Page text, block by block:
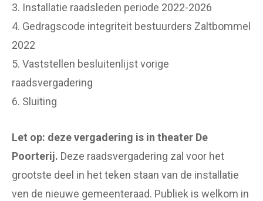
3. Installatie raadsleden periode 2022-2026
4. Gedragscode integriteit bestuurders Zaltbommel
2022
5. Vaststellen besluitenlijst vorige
raadsvergadering
6. Sluiting
Let op: deze vergadering is in theater De
Poorterij. Deze raadsvergadering zal voor het
grootste deel in het teken staan van de installatie
ven de nieuwe gemeenteraad. Publiek is welkom in